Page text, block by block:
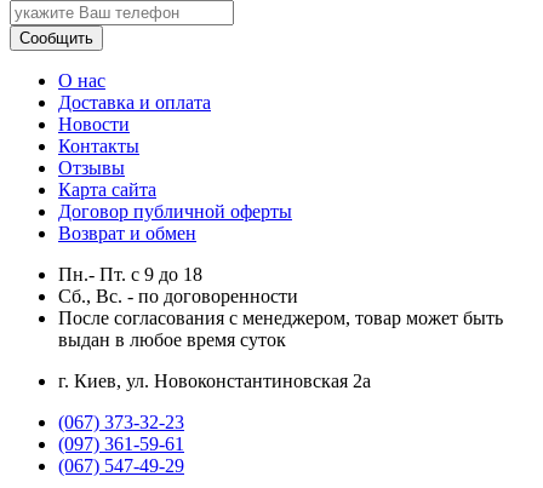
Сообщить
О нас
Доставка и оплата
Новости
Контакты
Отзывы
Карта сайта
Договор публичной оферты
Возврат и обмен
Пн.- Пт. с 9 до 18
Сб., Вс. - по договоренности
После согласования с менеджером, товар может быть
выдан в любое время суток
г. Киев, ул. Новоконстантиновская 2а
(067) 373-32-23
(097) 361-59-61
(067) 547-49-29